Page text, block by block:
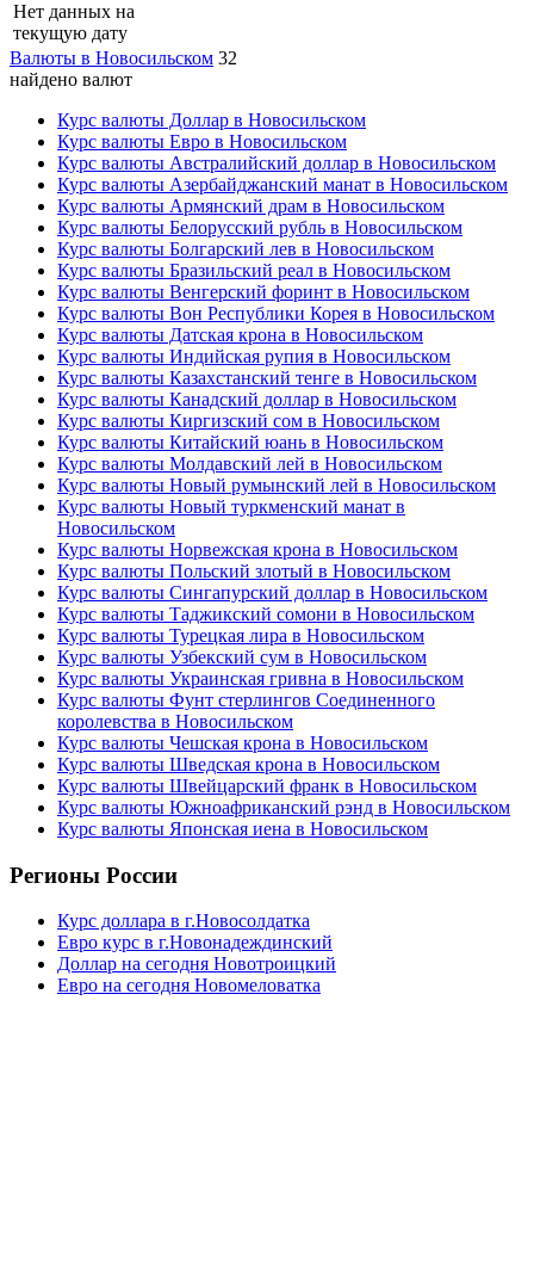
Нет данных на
текущую дату
Валюты в Новосильском 32
найдено валют
Курс валюты Доллар в Новосильском
Курс валюты Евро в Новосильском
Курс валюты Австралийский доллар в Новосильском
Курс валюты Азербайджанский манат в Новосильском
Курс валюты Армянский драм в Новосильском
Курс валюты Белорусский рубль в Новосильском
Курс валюты Болгарский лев в Новосильском
Курс валюты Бразильский реал в Новосильском
Курс валюты Венгерский форинт в Новосильском
Курс валюты Вон Республики Корея в Новосильском
Курс валюты Датская крона в Новосильском
Курс валюты Индийская рупия в Новосильском
Курс валюты Казахстанский тенге в Новосильском
Курс валюты Канадский доллар в Новосильском
Курс валюты Киргизский сом в Новосильском
Курс валюты Китайский юань в Новосильском
Курс валюты Молдавский лей в Новосильском
Курс валюты Новый румынский лей в Новосильском
Курс валюты Новый туркменский манат в
Новосильском
Курс валюты Норвежская крона в Новосильском
Курс валюты Польский злотый в Новосильском
Курс валюты Сингапурский доллар в Новосильском
Курс валюты Таджикский сомони в Новосильском
Курс валюты Турецкая лира в Новосильском
Курс валюты Узбекский сум в Новосильском
Курс валюты Украинская гривна в Новосильском
Курс валюты Фунт стерлингов Соединенного
королевства в Новосильском
Курс валюты Чешская крона в Новосильском
Курс валюты Шведская крона в Новосильском
Курс валюты Швейцарский франк в Новосильском
Курс валюты Южноафриканский рэнд в Новосильском
Курс валюты Японская иена в Новосильском
Регионы России
Курс доллара в г.Новосолдатка
Евро курс в г.Новонадеждинский
Доллар на сегодня Новотроицкий
Евро на сегодня Новомеловатка